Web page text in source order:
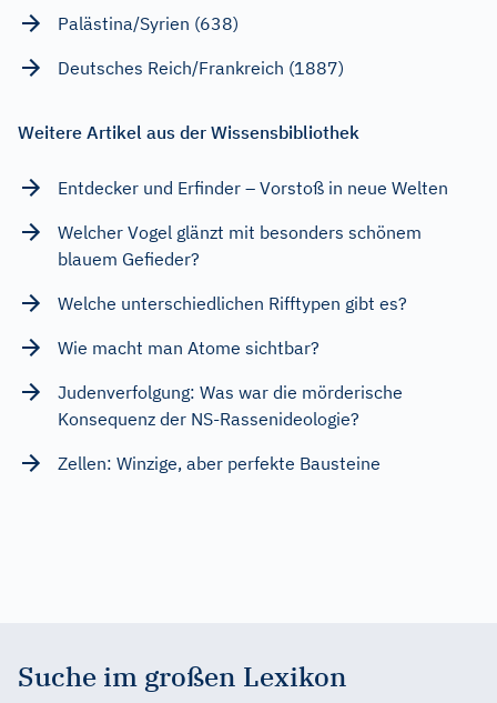
Palästina/Syrien (638)
Deutsches Reich/Frankreich (1887)
Weitere Artikel aus der Wissensbibliothek
Entdecker und Erfinder – Vorstoß in neue Welten
Welcher Vogel glänzt mit besonders schönem
blauem Gefieder?
Welche unterschiedlichen Rifftypen gibt es?
Wie macht man Atome sichtbar?
Judenverfolgung: Was war die mörderische
Konsequenz der NS-Rassenideologie?
Zellen: Winzige, aber perfekte Bausteine
Suche im großen Lexikon